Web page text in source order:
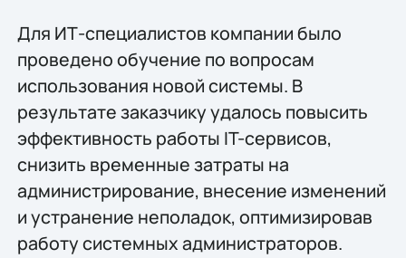
Для ИТ-специалистов компании было
проведено обучение по вопросам
использования новой системы. В
результате заказчику удалось повысить
эффективность работы IT-сервисов,
снизить временные затраты на
администрирование, внесение изменений
и устранение неполадок, оптимизировав
работу системных администраторов.